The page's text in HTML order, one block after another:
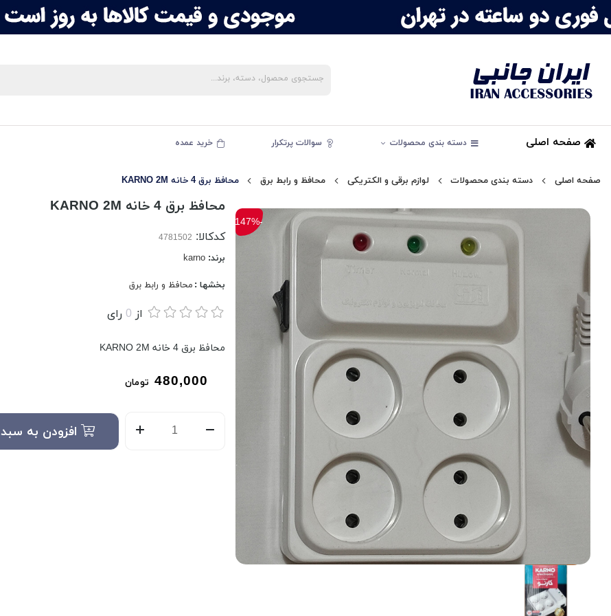
صفحه اصلی دسته بندی محصولات سوالات پرتکرار خرید عمده
صفحه اصلی دسته بندی محصولات لوازم برقی و الکتریکی محافظ و رابط برق محافظ برق 4 خانه KARNO 2M
-147%
محافظ برق 4 خانه KARNO 2M
کدکالا:
برند:karno
بخشها : محافظ و رابط برق
از 0 رای
محافظ برق 4 خانه KARNO 2M
480,000 تومان
افزودن به سبد